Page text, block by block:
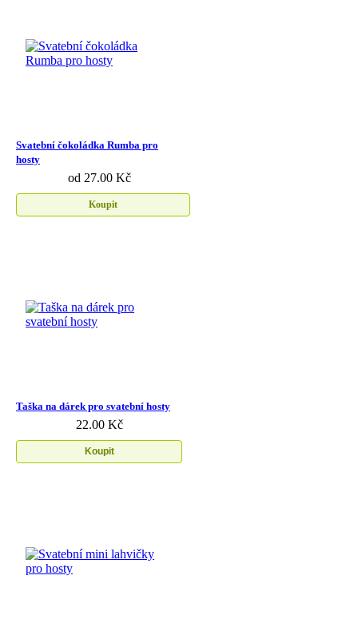
Svatební čokoládka Rumba pro
hosty
od 27.00 Kč
Koupit
Taška na dárek pro svatební hosty
22.00 Kč
Koupit